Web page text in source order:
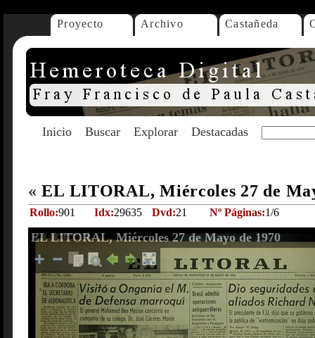
Proyecto Archivo Castañeda
Inicio Buscar Explorar Destacadas
« EL LITORAL, Miércoles 27 de
Rollo:901 Idx:29635 Dvd:21 Nº Páginas:1/6
EL LITORAL, Miércoles 27 de Mayo de 1970